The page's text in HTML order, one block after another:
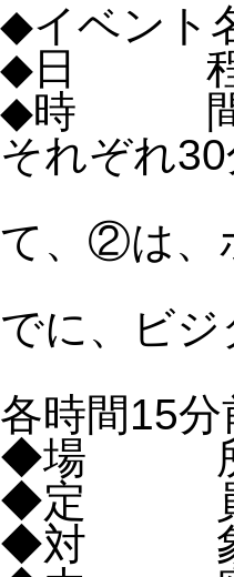
◆イベント
◆ 日
◆時
それぞれ
※①・③
て、②は、
※参加
でに、ビ
お集
各時間15分
◆場
◆定
◆対